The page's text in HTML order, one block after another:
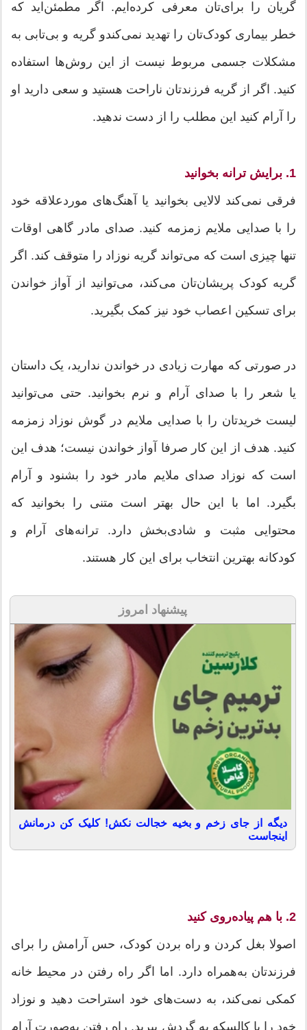
گریان را برای‌تان معرفی کرده‌ایم. اگر مطمئن‌اید که
خطر بیماری کودک‌تان را تهدید نمی‌کندو گریه و بی‌تابی‌ به
مشکلات جسمی مربوط نیست از این روش‌ها استفاده
کنید. اگر از گریه فرزندتان ناراحت هستید و سعی دارید او
را آرام کنید این مطلب را از دست ندهید.
1. برایش ترانه بخوانید
فرقی نمی‌کند لالایی بخوانید یا آهنگ‌های مورد‌علاقه خود
را با صدایی ملایم زمزمه کنید. صدای مادر گاهی اوقات
تنها چیزی است که می‌تواند گریه نوزاد را متوقف کند. اگر
گریه کودک پریشان‌تان می‌کند، می‌توانید از آواز خواندن
برای تسکین اعصاب خود نیز کمک بگیرید.
در صورتی که مهارت زیادی در خواندن ندارید، یک داستان
یا شعر را با صدای آرام و نرم بخوانید. حتی می‌توانید
لیست خریدتان را با صدایی ملایم در گوش نوزاد زمزمه
کنید. هدف از این کار صرفا آواز خواندن نیست؛ هدف این
است که نوزاد صدای ملایم مادر خود را بشنود و آرام
بگیرد. اما با این حال بهتر است متنی را بخوانید که
محتوایی مثبت و شادی‌بخش دارد. ترانه‌های آرام و
کودکانه بهترین انتخاب برای این کار هستند.
پیشنهاد امروز
دیگه از جای زخم و بخیه خجالت نکش! کلیک کن درمانش
اینجاست
2. با هم پیاده‌روی کنید
اصولا بغل کردن و راه بردن کودک، حس آرامش را برای
فرزندتان به‌همراه دارد. اما اگر راه رفتن در محیط خانه
کمکی نمی‌کند، به دست‌های خود استراحت دهید و نوزاد
خود را با کالسکه به گردش ببرید. راه رفتن به‌صورت آرام